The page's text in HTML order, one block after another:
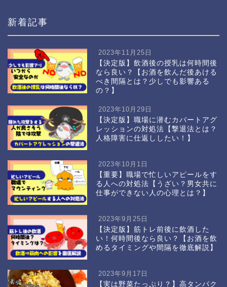
新着記事
2023年11月25日
【決定版】飲酒後の授乳は何時間後
なら良い？【お酒を飲んだ後あける
べき間隔とは？少しでも影響ある
の？】
2023年10月29日
【決定版】職場に潜むカバートアグ
レッションの対処法【撃退法とは？
人格障害に仕返ししたい！】
2023年10月1日
【重要】職場で忙しいアピールをす
る人への対処法【うざい？男女共に
仕事ができない人の心理とは？】
2023年9月25日
【決定版】筋トレ前後に飲酒した
い！何時間後なら良い？【お酒を飲
めるタイミングや間隔を徹底解説】
2023年9月17日
【実は野菜たっぷり？】高タンパク